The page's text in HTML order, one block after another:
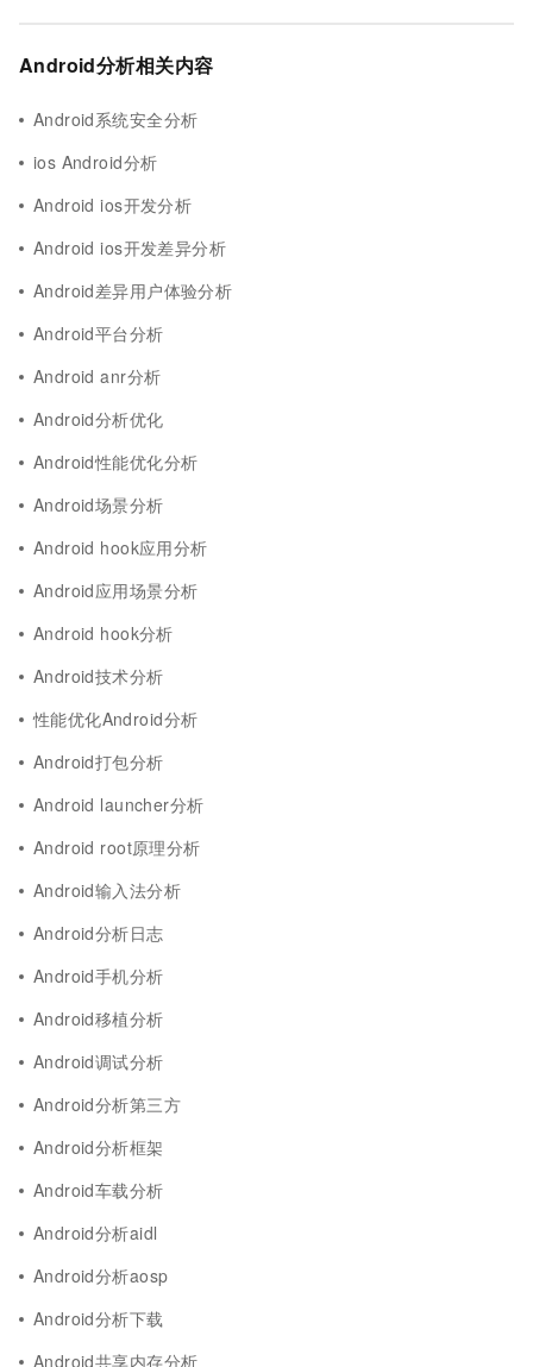
Android分析相关内容
Android系统安全分析
ios Android分析
Android ios开发分析
Android ios开发差异分析
Android差异用户体验分析
Android平台分析
Android anr分析
Android分析优化
Android性能优化分析
Android场景分析
Android hook应用分析
Android应用场景分析
Android hook分析
Android技术分析
性能优化Android分析
Android打包分析
Android launcher分析
Android root原理分析
Android输入法分析
Android分析日志
Android手机分析
Android移植分析
Android调试分析
Android分析第三方
Android分析框架
Android车载分析
Android分析aidl
Android分析aosp
Android分析下载
Android共享内存分析